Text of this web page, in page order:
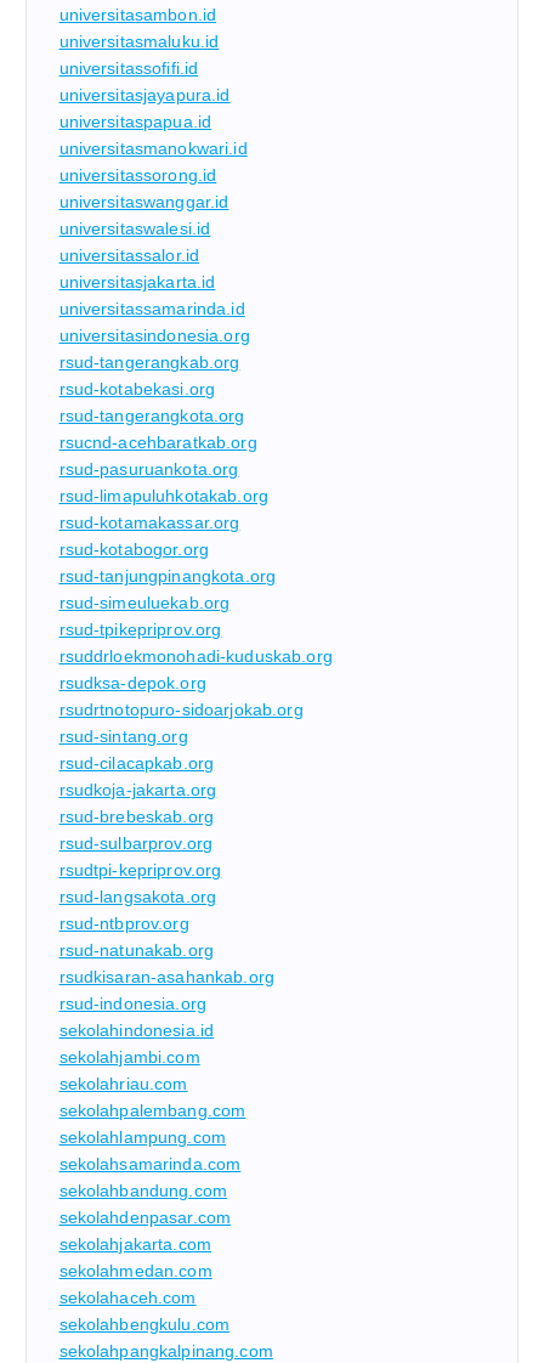
universitasambon.id
universitasmaluku.id
universitassofifi.id
universitasjayapura.id
universitaspapua.id
universitasmanokwari.id
universitassorong.id
universitaswanggar.id
universitaswalesi.id
universitassalor.id
universitasjakarta.id
universitassamarinda.id
universitasindonesia.org
rsud-tangerangkab.org
rsud-kotabekasi.org
rsud-tangerangkota.org
rsucnd-acehbaratkab.org
rsud-pasuruankota.org
rsud-limapuluhkotakab.org
rsud-kotamakassar.org
rsud-kotabogor.org
rsud-tanjungpinangkota.org
rsud-simeuluekab.org
rsud-tpikepriprov.org
rsuddrloekmonohadi-kuduskab.org
rsudksa-depok.org
rsudrtnotopuro-sidoarjokab.org
rsud-sintang.org
rsud-cilacapkab.org
rsudkoja-jakarta.org
rsud-brebeskab.org
rsud-sulbarprov.org
rsudtpi-kepriprov.org
rsud-langsakota.org
rsud-ntbprov.org
rsud-natunakab.org
rsudkisaran-asahankab.org
rsud-indonesia.org
sekolahindonesia.id
sekolahjambi.com
sekolahriau.com
sekolahpalembang.com
sekolahlampung.com
sekolahsamarinda.com
sekolahbandung.com
sekolahdenpasar.com
sekolahjakarta.com
sekolahmedan.com
sekolahaceh.com
sekolahbengkulu.com
sekolahpangkalpinang.com